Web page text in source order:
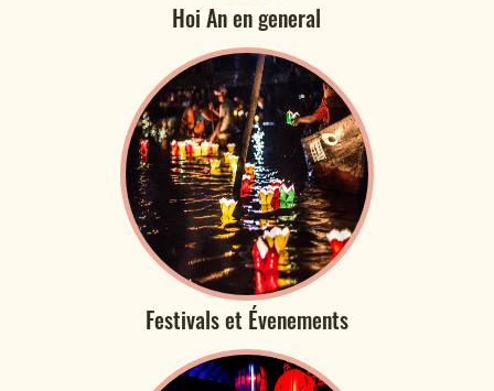
Hoi An en general
Festivals et Évenements